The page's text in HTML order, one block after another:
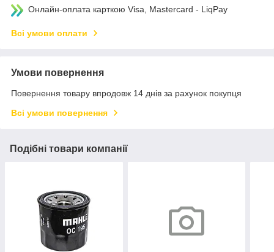
Онлайн-оплата карткою Visa, Mastercard - LiqPay
Всі умови оплати
Умови повернення
Повернення товару впродовж 14 днів за рахунок покупця
Всі умови повернення
Подібні товари компанії